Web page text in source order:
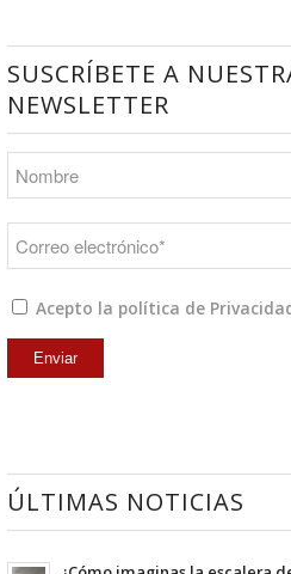
SUSCRÍBETE A
NEWSLETTER
Acepto la política de
ÚLTIMAS NOTICIAS